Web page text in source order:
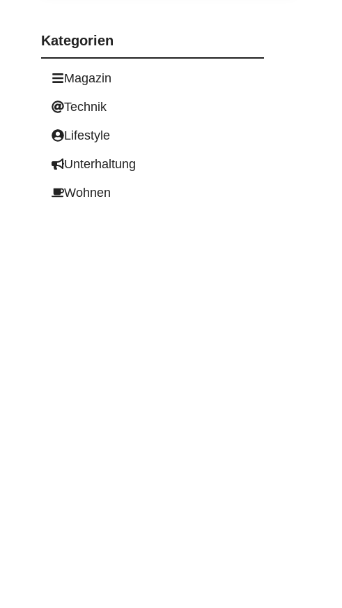
Kategorien
Magazin
Technik
Lifestyle
Unterhaltung
Wohnen